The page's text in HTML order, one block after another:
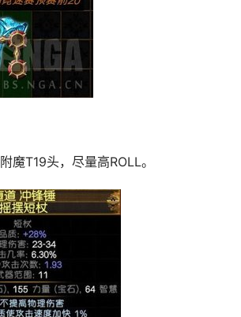
魔T19头，尽量高ROLL。